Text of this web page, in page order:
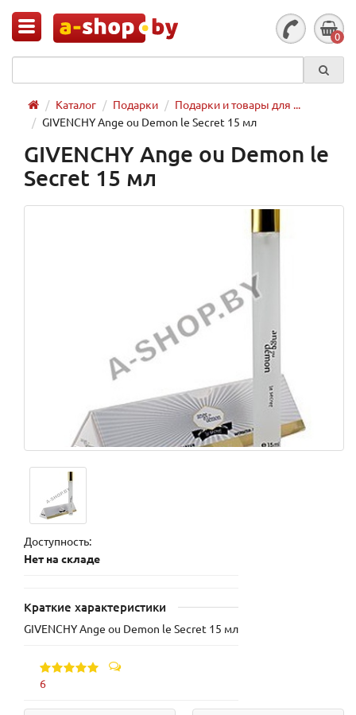
0
Каталог Подарки
Подарки и товары для ...
GIVENCHY Ange ou Demon lе Secret 15 мл
GIVENCHY Ange ou Demon lе
Secret 15 мл
Доступность:
Нет на складе
Краткие характеристики
GIVENCHY Ange ou Demon lе Secret 15 мл
6